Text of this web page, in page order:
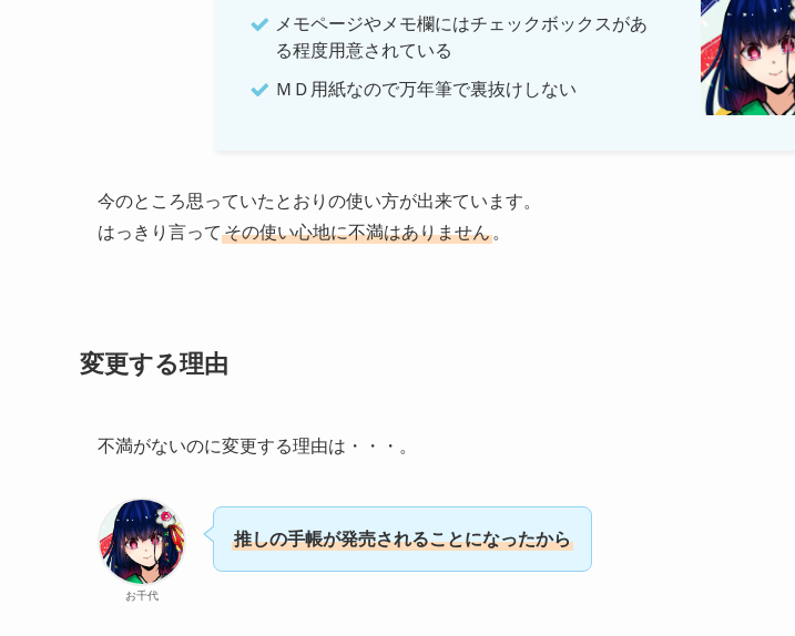
メモページやメモ欄にはチェックボックスがあ
る程度用意されている
ＭＤ用紙なので万年筆で裏抜けしない
今のところ思っていたとおりの使い方が出来ています。
はっきり言って その使い心地に不満はありません 。
変更する理由
不満がないのに変更する理由は・・・。
お千代
推しの手帳が発売されることになったから